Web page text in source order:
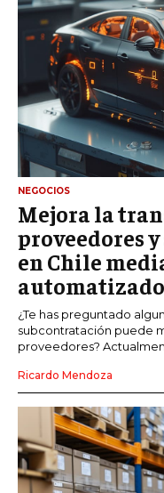
NEGOCIOS
Mejora la
proveedores
en Chile
¿Te has preguntado
subcontratación puede
proveedores?
Ricardo Mendoza